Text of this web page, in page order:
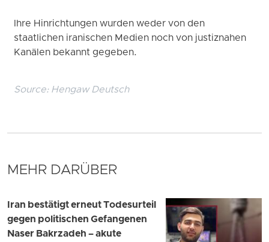
Ihre Hinrichtungen wurden weder von den
staatlichen iranischen Medien noch von justiznahen
Kanälen bekannt gegeben.
Source: Hengaw Deutsch
MEHR DARÜBER
Iran bestätigt erneut Todesurteil
gegen politischen Gefangenen
Naser Bakrzadeh – akute